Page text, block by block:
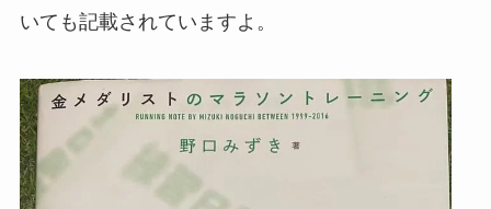
いても記載されていますよ。